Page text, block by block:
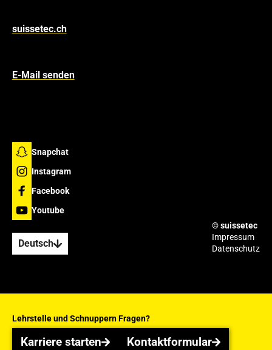
suissetec.ch
E-Mail senden
Snapchat
Instagram
Facebook
Youtube
Deutsch
© suissetec
Impressum
Datenschutz
Lehrstelle und Schnuppern
Karriere starten
Fragen?
Kontaktformular